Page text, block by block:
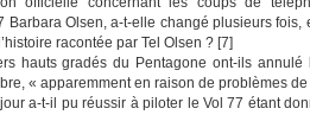
Barbara Olsen, a-t-elle changé plusieurs
racontée par Tel Olsen ? [7]
hauts gradés du Pentagone ont-ils
« apparemment en raison de problèmes de
a-t-il pu réussir à piloter le Vol 77 étant